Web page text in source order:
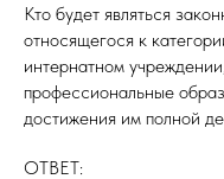
Кто будет являться
относящегося к
интернатном
профессиональные
достижения им полной
ОТВЕТ: